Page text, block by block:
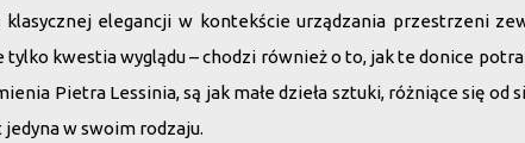
klasycznej elegancji w kontekście urządzania przestrzeni
tylko kwestia wyglądu – chodzi również o to, jak te donice
Pietra Lessinia, są jak małe dzieła sztuki, różniące się
jedyna w swoim rodzaju.